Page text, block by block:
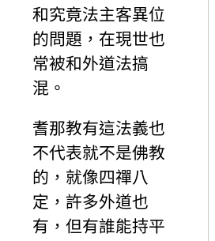
和究竟法主客異位
的問題，在現世也
常被和外道法搞
混。
耆那教有這法義也
不代表就不是佛教
的，就像四禪八
定，許多外道也
有，但有誰能持平